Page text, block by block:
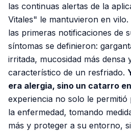
las continuas alertas de la
Vitales" le mantuvieron en vilo.
las primeras notificaciones de
síntomas se definieron:
irritada, mucosidad más densa
característico de un resfriado.
era alergia, sino un catarro
experiencia no solo le
la enfermedad, tomando
más y proteger a su entorno,